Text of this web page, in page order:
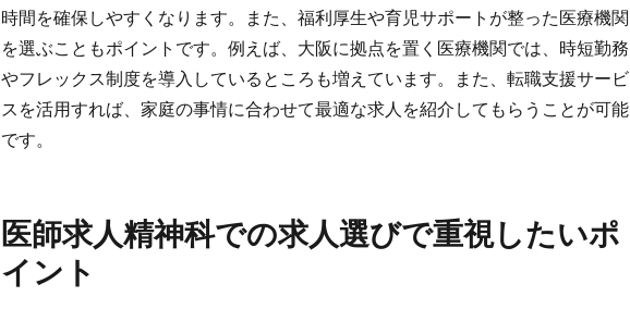
時間を確保しやすくなります。また、福利厚生や育児サポートが整った医療機関
を選ぶこともポイントです。例えば、大阪に拠点を置く医療機関では、時短勤務
やフレックス制度を導入しているところも増えています。また、転職支援サービ
スを活用すれば、家庭の事情に合わせて最適な求人を紹介してもらうことが可能
です。
医師求人精神科での求人選びで重視したいポ
イント